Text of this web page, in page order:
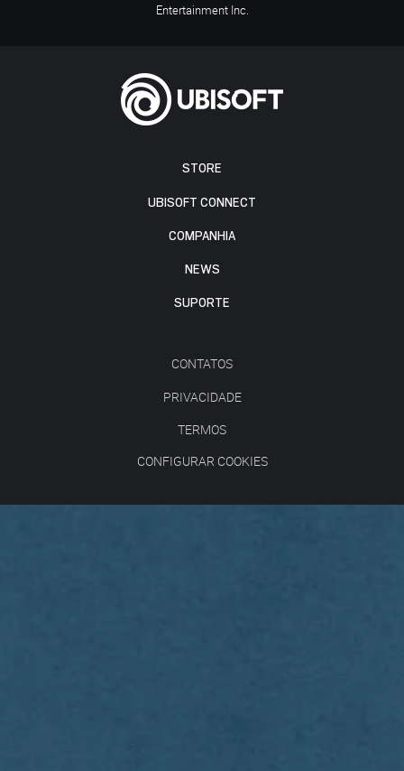
STORE
UBISOFT CONNECT
COMPANHIA
NEWS
SUPORTE
CONTATOS
PRIVACIDADE
TERMOS
CONFIGURAR COOKIES
Entertainment Inc.